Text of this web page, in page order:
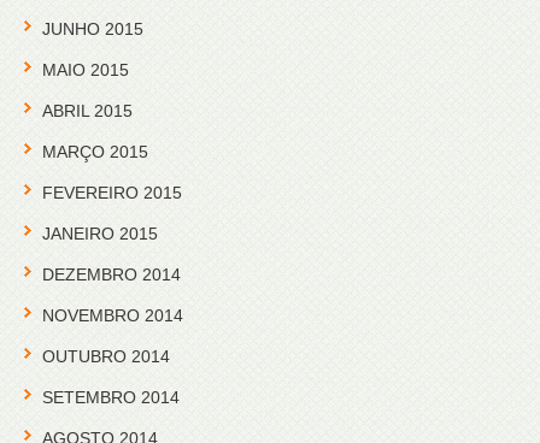
JUNHO 2015
MAIO 2015
ABRIL 2015
MARÇO 2015
FEVEREIRO 2015
JANEIRO 2015
DEZEMBRO 2014
NOVEMBRO 2014
OUTUBRO 2014
SETEMBRO 2014
AGOSTO 2014